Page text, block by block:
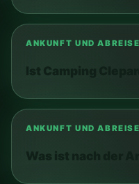
ANKUNFT UND ABREISE
Ist Camping
ANKUNFT UND ABREISE
Was ist nach der